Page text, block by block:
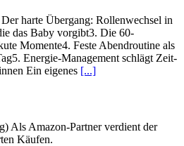
harte Übergang: Rollenwechsel in
das Baby vorgibt3. Die 60-
Momente4. Feste Abendroutine als
Energie-Management schlägt Zeit-
Ein eigenes [...]
Als Amazon-Partner verdient der
Käufen.